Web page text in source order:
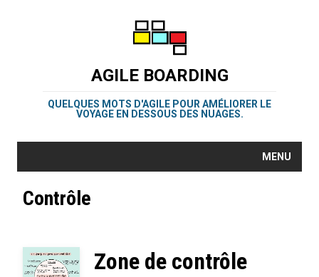
AGILE BOARDING
QUELQUES MOTS D'AGILE POUR AMÉLIORER LE
VOYAGE EN DESSOUS DES NUAGES.
MENU
Contrôle
Zone de contrôle